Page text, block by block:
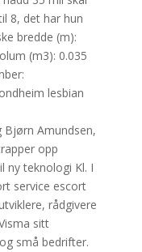
8, det har hun
bredde (m):
(m3): 0.035
lesbian
Amundsen,
opp
ny teknologi Kl. I
service escort
rådgivere
sitt
små bedrifter.